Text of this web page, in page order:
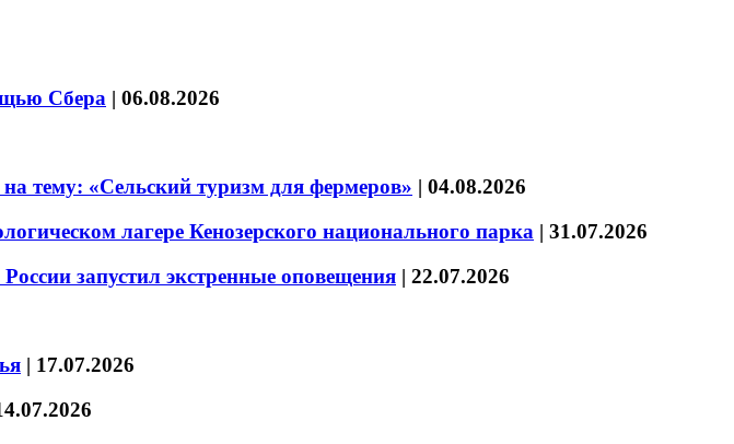
Сбера | 06.08.2026
тему: «Сельский туризм для фермеров» | 04.08.2026
лагере Кенозерского национального парка | 31.07.2026
запустил экстренные оповещения | 22.07.2026
| 17.07.2026